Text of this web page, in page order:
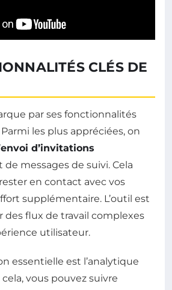
CLÉS DE
par ses fonctionnalités
les plus appréciées, on
envoi d’invitations
de messages de suivi. Cela
en contact avec vos
supplémentaire. L’outil est
des flux de travail complexes
utilisateur.
essentielle est l’analytique
vous pouvez suivre